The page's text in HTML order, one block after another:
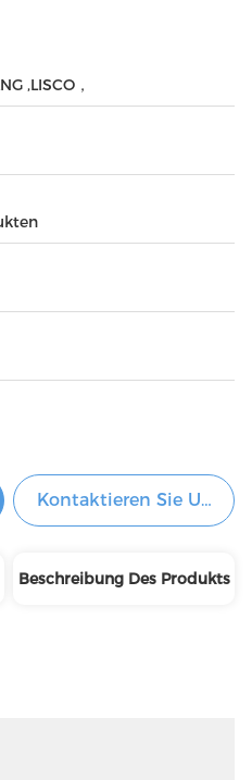
,LISCO，
Kontaktieren Sie Uns
Beschreibung Des Produkts